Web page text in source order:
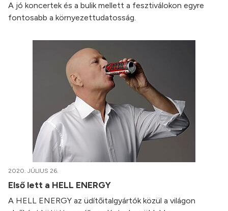
A jó koncertek és a bulik mellett a fesztiválokon egyre
fontosabb a környezettudatosság.
2020. JÚLIUS 26.
Első lett a HELL ENERGY
A HELL ENERGY az üdítőitalgyártók közül a világon